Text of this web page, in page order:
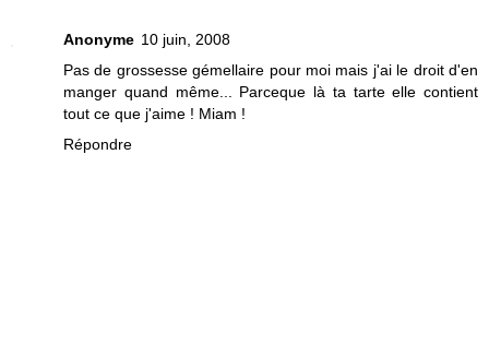
Anonyme 10 juin, 2008
Pas de grossesse gémellaire pour moi mais j'ai le droit d'en
manger quand même... Parceque là ta tarte elle contient
tout ce que j'aime ! Miam !
Répondre